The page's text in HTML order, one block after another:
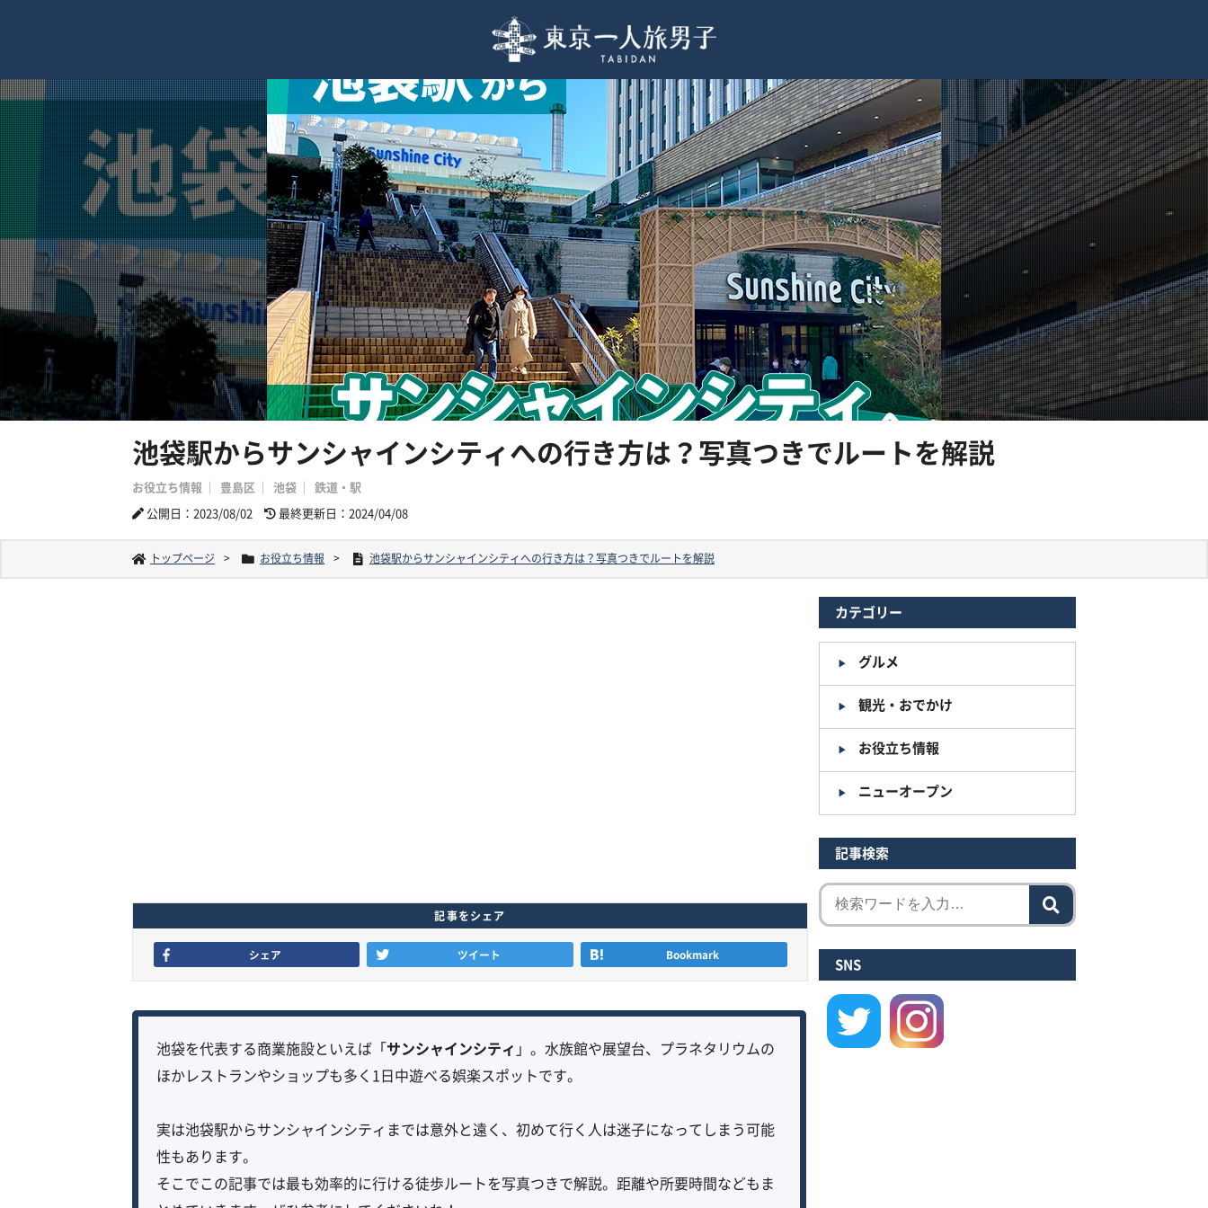
池袋駅からサンシャインシティへの行き方は？写真つきでルートを解説
お役立ち情報 豊島区 池袋
鉄道・駅
公開日：2023/08/02
最終更新日：2024/04/08
トップページ お役立ち情報 池袋駅からサンシャインシティへの行き方は？写真つきでルートを解説
記事をシェア
シェア ツイート Bookmark
池袋を代表する商業施設といえば「サンシャインシティ 」。水族館や展望台、プラネタリウムの
ほかレストランやショップも多く1日中遊べる娯楽スポットです。
実は池袋駅からサンシャインシティまでは意外と遠く、初めて行く人は迷子になってしまう可能
性もあります。
そこでこの記事では最も効率的に行ける徒歩ルートを写真つきで解説。距離や所要時間などもま
カテゴリー
グルメ
観光・おでかけ
お役立ち情報
ニューオープン
記事検索
SNS